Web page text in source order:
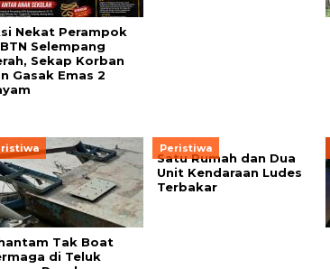
Nekat Perampok
Selempang
Sekap Korban
Gasak Emas 2
Tak Boat
di Teluk
Peristiwa
Satu Rumah dan Dua
Unit Kendaraan Ludes
Terbakar